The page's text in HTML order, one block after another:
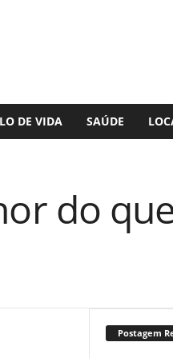
DE VIDA SAÚDE
do
Postagem